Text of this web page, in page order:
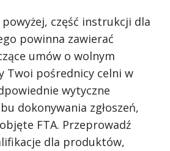
część instrukcji dla
powinna zawierać
umów o wolnym
Twoi pośrednicy celni w
wytyczne
dokonywania zgłoszeń,
FTA. Przeprowadź
dla produktów,